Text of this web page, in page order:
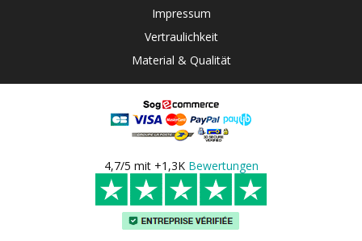
Impressum
Vertraulichkeit
Material & Qualität
4,7/5 mit +1,3K Bewertungen